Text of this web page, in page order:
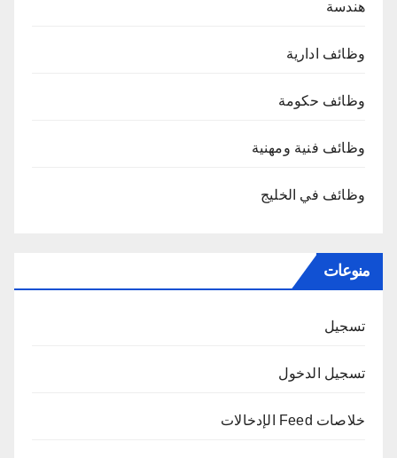
هندسة
وظائف ادارية
وظائف حكومة
وظائف فنية ومهنية
وظائف في الخليج
منوعات
تسجيل
تسجيل الدخول
خلاصات Feed الإدخالات